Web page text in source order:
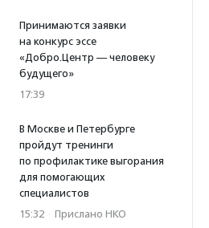
Принимаются заявки
на конкурс эссе
«Добро.Центр — человеку
будущего»
17:39
В Москве и Петербурге
пройдут тренинги
по профилактике выгорания
для помогающих
специалистов
15:32 · Прислано НКО